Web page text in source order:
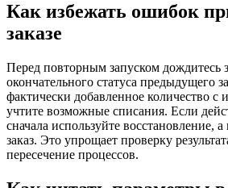
Как избежать ошибок
заказе
Перед повторным запуском дождитесь
окончательного статуса предыдущего
фактически добавленное количество с
учтите возможные списания. Если
сначала используйте восстановление,
заказ. Это упрощает проверку
пересечение процессов.